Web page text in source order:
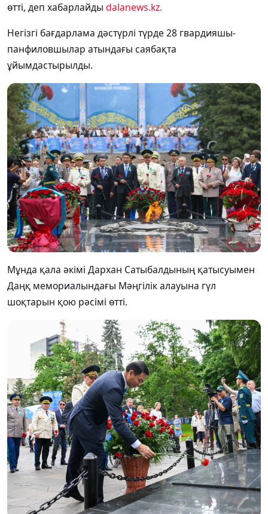
өтті, деп хабарлайды dalanews.kz.
Негізгі бағдарлама дәстүрлі түрде 28 гвардияшы-
панфиловшылар атындағы саябақта
ұйымдастырылды.
Мұнда қала әкімі Дархан Сатыбалдының қатысуымен
Даңқ мемориалындағы Мәңгілік алауына гүл
шоқтарын қою рәсімі өтті.